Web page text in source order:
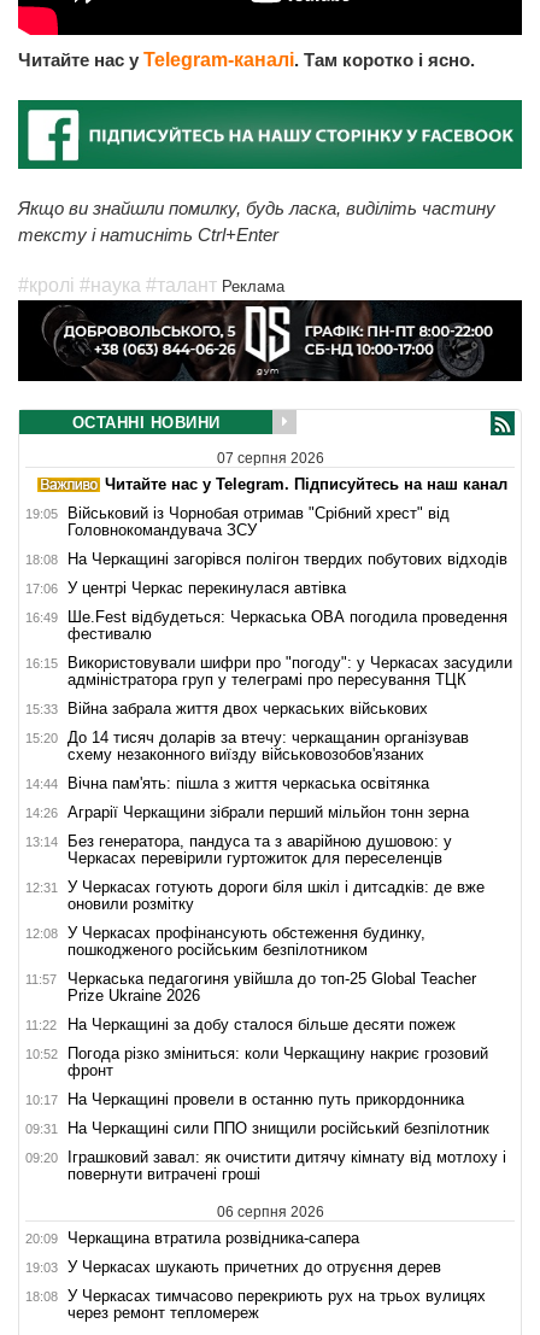
Читайте нас у Telegram-каналі. Там коротко і ясно.
Якщо ви знайшли помилку, будь ласка, виділіть частину
тексту і натисніть Ctrl+Enter
#кролі #наука #талант Реклама
ОСТАННІ НОВИНИ
07 серпня 2026
Читайте нас у Telegram. Підписуйтесь на наш канал
19:05
Військовий із Чорнобая отримав "Срібний хрест" від
Головнокомандувача ЗСУ
18:08 На Черкащині загорівся полігон твердих побутових відходів
17:06 У центрі Черкас перекинулася автівка
16:49
Ше.Fest відбудеться: Черкаська ОВА погодила проведення
фестивалю
16:15
Використовували шифри про "погоду": у Черкасах засудили
адміністратора груп у телеграмі про пересування ТЦК
15:33 Війна забрала життя двох черкаських військових
15:20
До 14 тисяч доларів за втечу: черкащанин організував
схему незаконного виїзду військовозобов'язаних
14:44 Вічна пам'ять: пішла з життя черкаська освітянка
14:26 Аграрії Черкащини зібрали перший мільйон тонн зерна
13:14
Без генератора, пандуса та з аварійною душовою: у
Черкасах перевірили гуртожиток для переселенців
12:31
У Черкасах готують дороги біля шкіл і дитсадків: де вже
оновили розмітку
12:08
У Черкасах профінансують обстеження будинку,
пошкодженого російським безпілотником
11:57
Черкаська педагогиня увійшла до топ-25 Global Teacher
Prize Ukraine 2026
11:22 На Черкащині за добу сталося більше десяти пожеж
10:52
Погода різко зміниться: коли Черкащину накриє грозовий
фронт
10:17 На Черкащині провели в останню путь прикордонника
09:31 На Черкащині сили ППО знищили російський безпілотник
09:20
Іграшковий завал: як очистити дитячу кімнату від мотлоху і
повернути витрачені гроші
06 серпня 2026
20:09 Черкащина втратила розвідника-сапера
19:03 У Черкасах шукають причетних до отруєння дерев
18:08
У Черкасах тимчасово перекриють рух на трьох вулицях
через ремонт тепломереж